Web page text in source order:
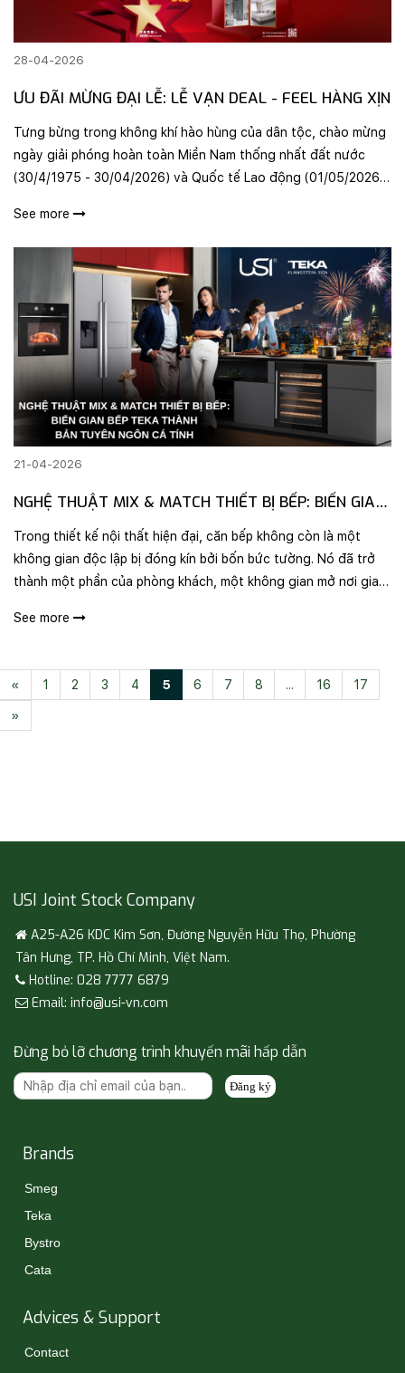
28-04-2026
ƯU ĐÃI MỪNG ĐẠI LỄ: LỄ VẠN DEAL - FEEL HÀNG XỊN
Tưng bừng trong không khí hào hùng của dân tộc, chào mừng
ngày giải phóng hoàn toàn Miền Nam thống nhất đất nước
(30/4/1975 - 30/04/2026) và Quốc tế Lao động (01/05/2026),
tạo không gia..
See more
21-04-2026
NGHỆ THUẬT MIX & MATCH THIẾT BỊ BẾP: BIẾN GIAN
BẾP TEKA THÀNH BẢN TUYÊN NGÔN CÁ TÍNH
Trong thiết kế nội thất hiện đại, căn bếp không còn là một
không gian độc lập bị đóng kín bởi bốn bức tường. Nó đã trở
thành một phần của phòng khách, một không gian mở nơi gia
việc lựa ch..
See more
« 1 2 3 4 5 6 7 8 ... 16 17
»
USI Joint Stock Company
A25-A26 KDC Kim Sơn, Đường Nguyễn Hữu Thọ, Phường
Tân Hưng, TP. Hồ Chí Minh, Việt Nam.
Hotline: 028 7777 6879
Email: info@usi-vn.com
Đừng bỏ lỡ chương trình khuyến mãi hấp dẫn
Đăng ký
Brands
Smeg
Teka
Bystro
Cata
Advices & Support
Contact